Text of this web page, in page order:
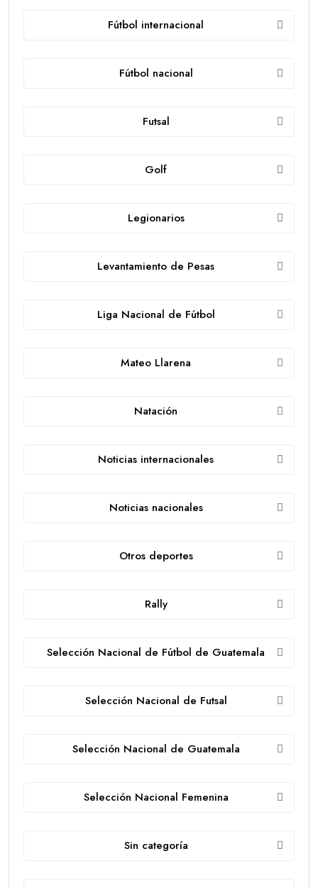
Fútbol internacional
Fútbol nacional
Futsal
Golf
Legionarios
Levantamiento de Pesas
Liga Nacional de Fútbol
Mateo Llarena
Natación
Noticias internacionales
Noticias nacionales
Otros deportes
Rally
Selección Nacional de Fútbol de Guatemala
Selección Nacional de Futsal
Selección Nacional de Guatemala
Selección Nacional Femenina
Sin categoría